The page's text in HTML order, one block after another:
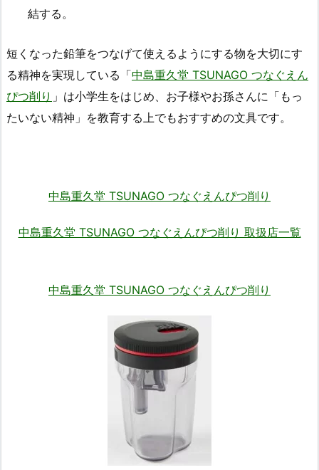
結する。
短くなった鉛筆をつなげて使えるようにする物を大切にす
る精神を実現している「中島重久堂 TSUNAGO つなぐえん
ぴつ削り 」は小学生をはじめ、お子様やお孫さんに「もっ
たいない精神」を教育する上でもおすすめの文具です。
中島重久堂 TSUNAGO つなぐえんぴつ削り
中島重久堂 TSUNAGO つなぐえんぴつ削り 取扱店一覧
中島重久堂 TSUNAGO つなぐえんぴつ削り